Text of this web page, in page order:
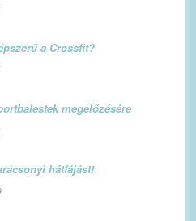
a Crossfit?
megelőzésére
hátfájást!